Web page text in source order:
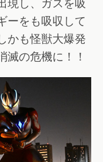
現し、ガスを吸
ーをも吸収して
かも怪獣大爆発
滅の危機に！！